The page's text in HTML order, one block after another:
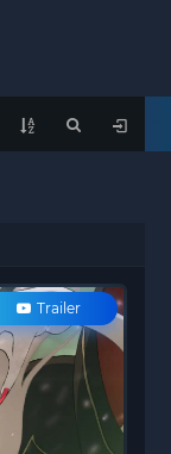
Trailer